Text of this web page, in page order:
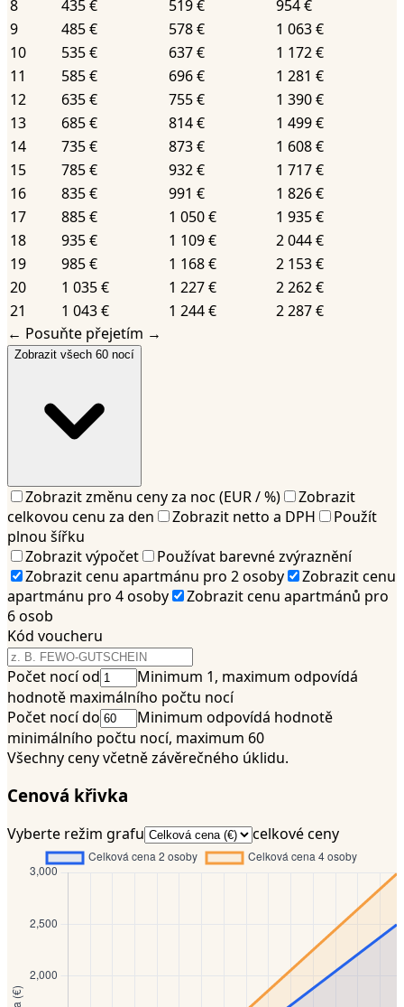
8
435 € 519 €
954 €
9
485 € 578 €
1 063 €
10
535 € 637 €
1 172 €
11
585 € 696 €
1 281 €
12
635 € 755 €
1 390 €
13
685 € 814 €
1 499 €
14
735 € 873 €
1 608 €
15
785 € 932 €
1 717 €
16
835 € 991 €
1 826 €
17
885 € 1 050 €
1 935 €
18
935 € 1 109 €
2 044 €
19
985 € 1 168 €
2 153 €
20
1 035 € 1 227 €
2 262 €
21
1 043 € 1 244 €
2 287 €
← Posuňte přejetím →
Zobrazit všech 60 nocí
Zobrazit změnu ceny za noc (EUR / %)
Zobrazit
celkovou cenu za den
Zobrazit netto a DPH
Použít
plnou šířku
Zobrazit výpočet
Používat barevné zvýraznění
Zobrazit cenu apartmánu pro 2 osoby
Zobrazit cenu
apartmánu pro 4 osoby
Zobrazit cenu apartmánů pro
6 osob
Kód voucheru
Počet nocí od
Minimum 1, maximum odpovídá
hodnotě maximálního počtu nocí
Počet nocí do
Minimum odpovídá hodnotě
minimálního počtu nocí, maximum 60
Všechny ceny včetně závěrečného úklidu.
Cenová křivka
Vyberte režim grafu celkové ceny